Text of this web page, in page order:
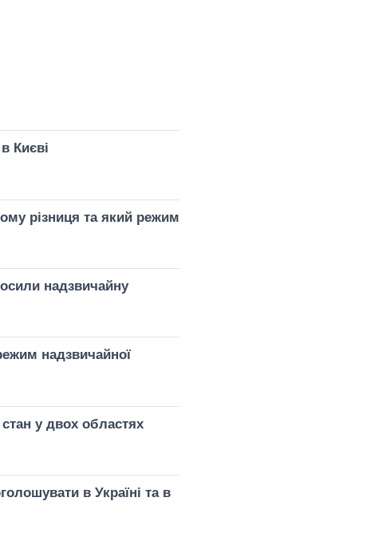
Києві
різниця та який режим
надзвичайну
надзвичайної
у двох областях
в Україні та в